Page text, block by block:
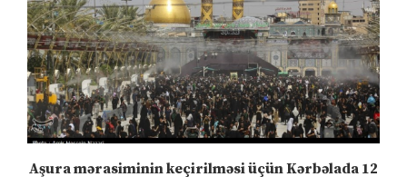
Aşura mərasiminin keçirilməsi üçün Kərbəlada 12